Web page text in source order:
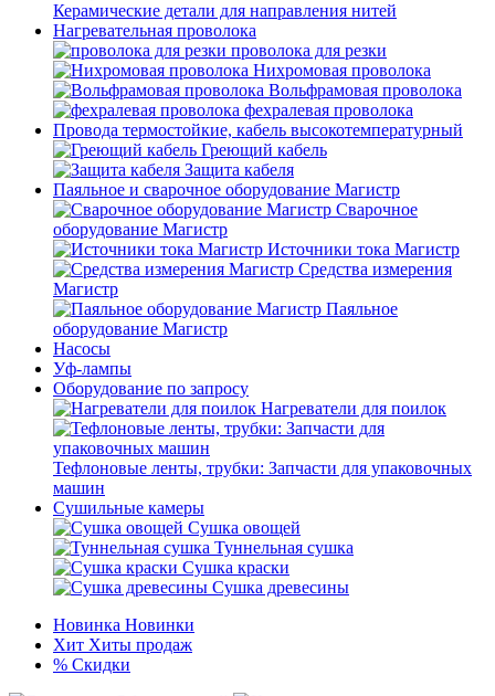
Керамические детали для направления нитей
Нагревательная проволока
проволока для резки
Нихромовая проволока
Вольфрамовая проволока
фехралевая проволока
Провода термостойкие, кабель высокотемпературный
Греющий кабель
Защита кабеля
Паяльное и сварочное оборудование Магистр
Сварочное
оборудование Магистр
Источники тока Магистр
Средства измерения
Магистр
Паяльное
оборудование Магистр
Насосы
Уф-лампы
Оборудование по запросу
Нагреватели для поилок
Тефлоновые ленты, трубки: Запчасти для упаковочных
машин
Сушильные камеры
Сушка овощей
Туннельная сушка
Сушка краски
Сушка древесины
Новинка Новинки
Хит Хиты продаж
% Скидки